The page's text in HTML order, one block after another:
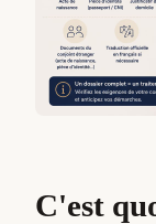
C'est